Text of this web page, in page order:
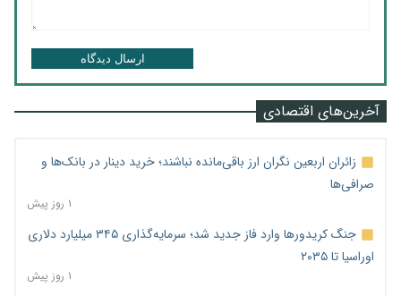
ارسال دیدگاه
آخرین‌های اقتصادی
زائران اربعین نگران ارز باقی‌مانده نباشند؛ خرید دینار در بانک‌ها و
صرافی‌ها
۱ روز پیش
جنگ کریدورها وارد فاز جدید شد؛ سرمایه‌گذاری ۳۴۵ میلیارد دلاری
اوراسیا تا ۲۰۳۵
۱ روز پیش